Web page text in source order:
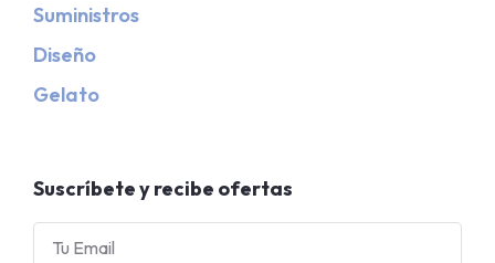
Suministros
Diseño
Gelato
Suscríbete y recibe ofertas